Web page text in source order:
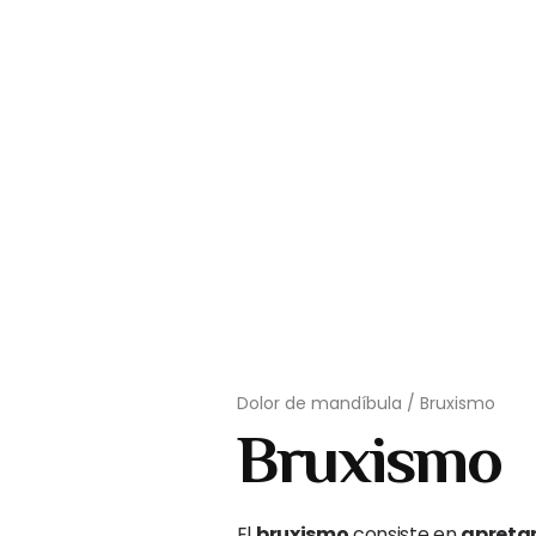
Dolor de mandíbula / Bruxismo
Bruxismo